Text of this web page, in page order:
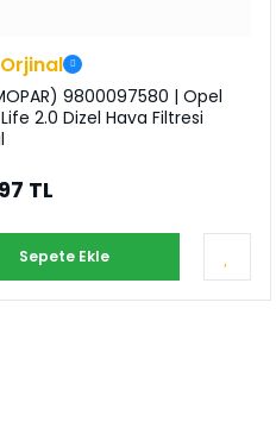
9800097580 | Opel
2.0 Dizel Hava Filtresi
TL
Sepete Ekle